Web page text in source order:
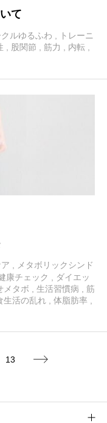
て
ルゆるふわ
トレーニ
, 股関節 , 筋力 , 内転 ,
メタボリックシンド
康チェック
ダイエッ
メタボ 生活習慣病
筋
生活の乱れ 体脂肪率
13 